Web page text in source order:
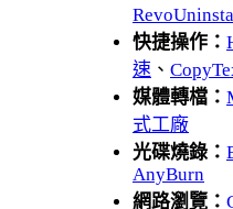
快捷操作：
速 、
媒體轉檔：
式工廠
光碟燒錄：
AnyBurn
網路瀏覽：